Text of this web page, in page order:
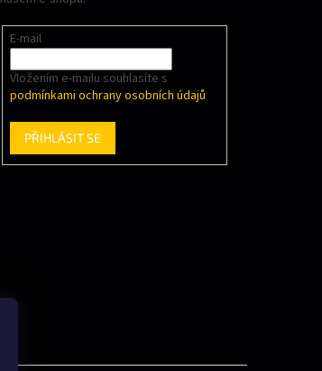
E-mail
Vložením e-mailu souhlasíte s
podmínkami ochrany osobních údajů
PŘIHLÁSIT SE